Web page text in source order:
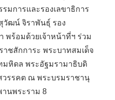
มการและรองเลขาธิการ
ฒน์ จิราพันธุ์ รอง
พร้อมด้วยเจ้าหน้าที่ฯ ร่วม
าชสักการะ พระบาทสมเด็จ
หิดล พระอัฐมรามาธิบดิ
วรรคต ณ พระบรมราชานุ
านพระราม 8